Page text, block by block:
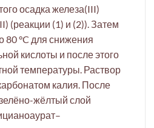
осадка железа(III)
(реакции (1) и (2)). Затем
80 °C для снижения
кислоты и после этого
температуры. Раствор
калия. После
жёлтый слой